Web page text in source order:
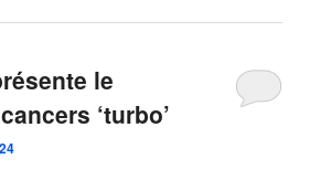
le
‘turbo’